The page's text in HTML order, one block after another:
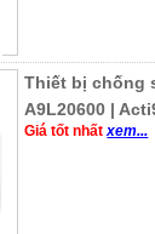
Thiết bị chống
A9L20600 |
Giá tốt nhấtxem...